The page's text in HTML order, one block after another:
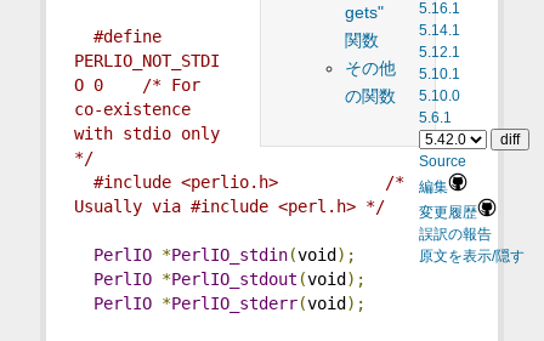
5.16.1
5.14.1
5.12.1
5.10.1
5.10.0
5.6.1
Source
編集
変更履歴
誤訳の報告
原文を表示/隠す
gets"
関数
その他
の関数
#define
PERLIO_NOT_STDI
O 0    /* For
co-existence
with stdio only
*/
#include <perlio.h>           /*
Usually via #include <perl.h> */
PerlIO *PerlIO_stdin(void );
PerlIO *PerlIO_stdout (void );
PerlIO *PerlIO_stderr(void );